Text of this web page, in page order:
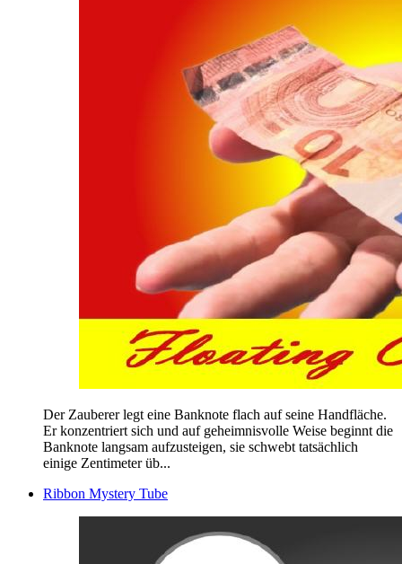
Der Zauberer legt eine Banknote flach auf seine Handfläche.
Er konzentriert sich und auf geheimnisvolle Weise beginnt die
Banknote langsam aufzusteigen, sie schwebt tatsächlich
einige Zentimeter üb...
Ribbon Mystery Tube